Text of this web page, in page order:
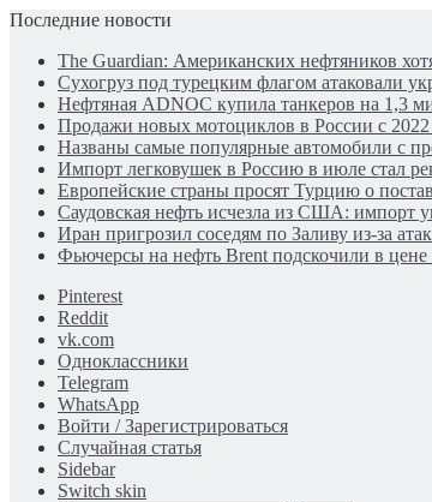
Последние новости
The Guardian: Американских нефтяников
Сухогруз под турецким флагом атаковали
Нефтяная ADNOC купила танкеров на 1,3
Продажи новых мотоциклов в России с 2022
Названы самые популярные автомобили с
Импорт легковушек в Россию в июле стал
Европейские страны просят Турцию о
Саудовская нефть исчезла из США: импорт
Иран пригрозил соседям по Заливу из-за
Фьючерсы на нефть Brent подскочили в цене
Pinterest
Reddit
vk.com
Одноклассники
Telegram
WhatsApp
Войти / Зарегистрироваться
Случайная статья
Sidebar
Switch skin